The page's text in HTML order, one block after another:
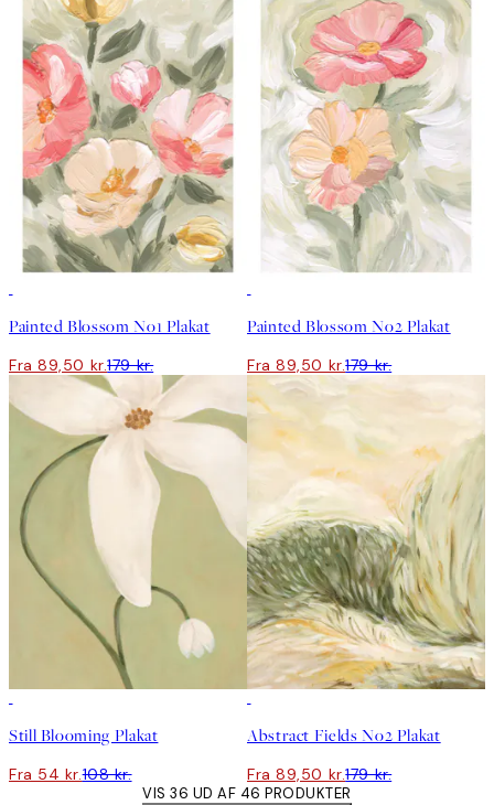
Painted Blossom No1 Plakat
Fra 89,50 kr.179 kr.
Painted Blossom No2 Plakat
Fra 89,50 kr.179 kr.
Still Blooming Plakat
Fra 54 kr.108 kr.
Abstract Fields No2 Plakat
Fra 89,50 kr.179 kr.
VIS 36 UD AF 46 PRODUKTER